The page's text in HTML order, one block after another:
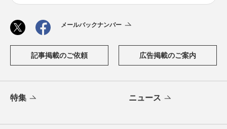
メールバックナンバー
記事掲載のご依頼 広告掲載のご案内
特集 ニュース